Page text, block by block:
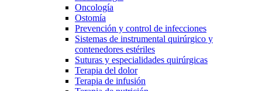
Oncología
Ostomía
Prevención y control de infecciones
Sistemas de instrumental quirúrgico y
contenedores estériles
Suturas y especialidades quirúrgicas
Terapia del dolor
Terapia de infusión